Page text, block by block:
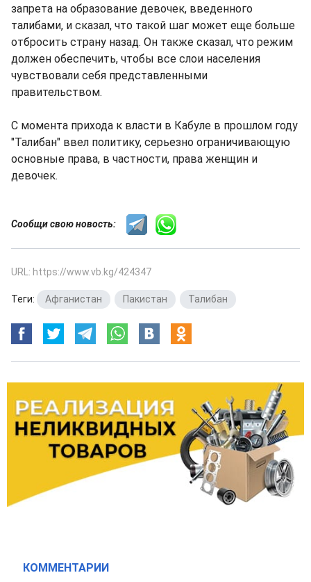
запрета на образование девочек, введенного
талибами, и сказал, что такой шаг может еще больше
отбросить страну назад. Он также сказал, что режим
должен обеспечить, чтобы все слои населения
чувствовали себя представленными
правительством.
С момента прихода к власти в Кабуле в прошлом году
"Талибан" ввел политику, серьезно ограничивающую
основные права, в частности, права женщин и
девочек.
Сообщи свою новость:
URL: https://www.vb.kg/424347
Теги: Афганистан Пакистан Талибан
КОММЕНТАРИИ